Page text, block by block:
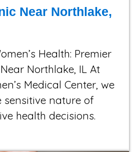
Near Northlake,
Health: Premier
Northlake, IL At
Medical Center, we
sensitive nature of
health decisions.